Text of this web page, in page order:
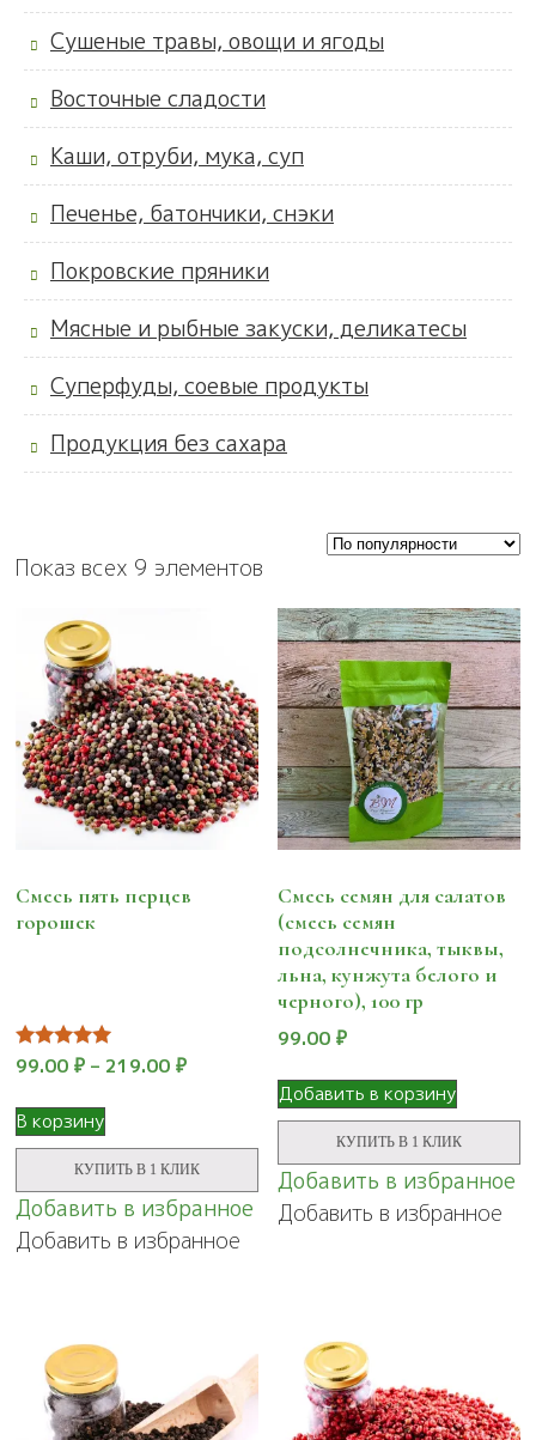
Сушеные травы, овощи и ягоды
Восточные сладости
Каши, отруби, мука, суп
Печенье, батончики, снэки
Покровские пряники
Мясные и рыбные закуски, деликатесы
Суперфуды, соевые продукты
Продукция без сахара
Показ всех 9 элементов
Смесь пять перцев
горошек
Оценка
99.00 ₽ – 219.00 ₽
В корзину
Этот
товар
имеет
несколько
вариаций.
на
странице
товара.
КУПИТЬ В 1 КЛИК
Добавить в избранное
Добавить в избранное
Смесь семян для салатов
(смесь семян
подсолнечника, тыквы,
льна, кунжута белого и
черного), 100 гр
99.00₽
Добавить в корзину
КУПИТЬ В 1 КЛИК
Добавить в избранное
Добавить в избранное